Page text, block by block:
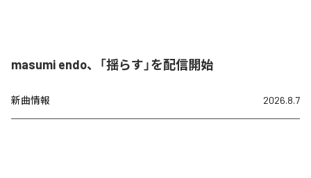
masumi endo、「揺らす」を配信開始
新曲情報 2026.8.7